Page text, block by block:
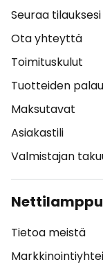
Seuraa
Ota yhteyttä
Toimituskulut
Tuotteiden
Maksutavat
Asiakastili
Valmistajan
Tietoa meistä